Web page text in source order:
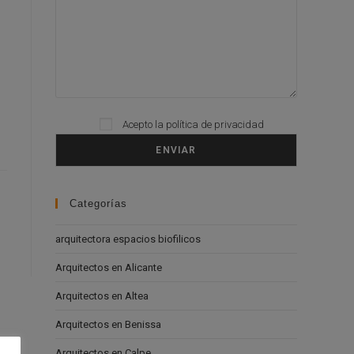
Please leave this field empty.
Acepto la política de privacidad
Categorías
arquitectora espacios biofilicos
Arquitectos en Alicante
Arquitectos en Altea
Arquitectos en Benissa